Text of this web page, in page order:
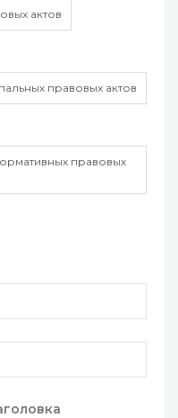
актов
правовых актов
правовых